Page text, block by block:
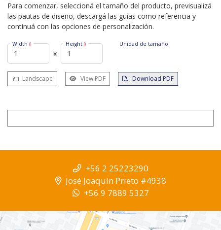
Para comenzar, seleccioná el tamaño del producto, previsualizá
las pautas de diseño, descargá las guías como referencia y
continuá con las opciones de personalización.
Width ()
x
Height () Unidad de tamaño
Landscape View PDF Download PDF
+56 2 25223290
José Joaquín Prieto #4938
+56 9 7889 5327